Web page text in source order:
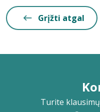
Grįžti atgal
Turite